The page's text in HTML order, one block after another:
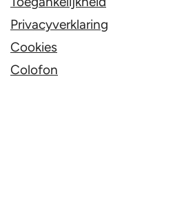
Privacyverklaring
Cookies
Colofon